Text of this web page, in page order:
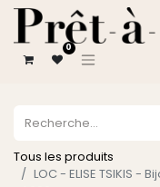
0
Tous les produits
LOC - ELISE TSIKIS -